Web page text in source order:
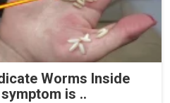
Worms Inside
is ..